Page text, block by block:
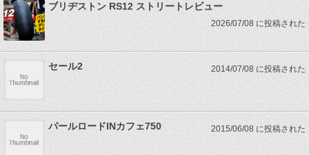
ブリヂストン RS12 ストリートレビュー
2026/07/08 に投稿された
セール2 2014/07/08 に投稿された
パールロードINカフェ750 2015/06/08 に投稿された